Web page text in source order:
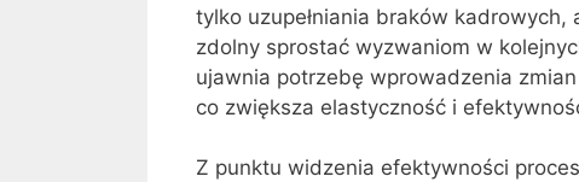
tylko uzupełniania braków
zdolny sprostać wyzwaniom w
ujawnia potrzebę wprowadzenia
co zwiększa elastyczność i
Z punktu widzenia efektywności